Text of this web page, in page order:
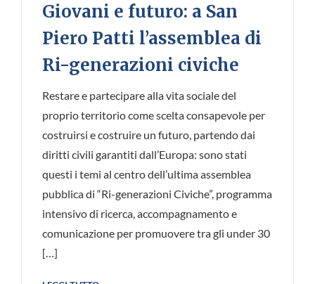
Giovani e futuro: a San
Piero Patti l’assemblea di
Ri-generazioni civiche
Restare e partecipare alla vita sociale del
proprio territorio come scelta consapevole per
costruirsi e costruire un futuro, partendo dai
diritti civili garantiti dall’Europa: sono stati
questi i temi al centro dell’ultima assemblea
pubblica di “Ri-generazioni Civiche”, programma
intensivo di ricerca, accompagnamento e
comunicazione per promuovere tra gli under 30
[…]